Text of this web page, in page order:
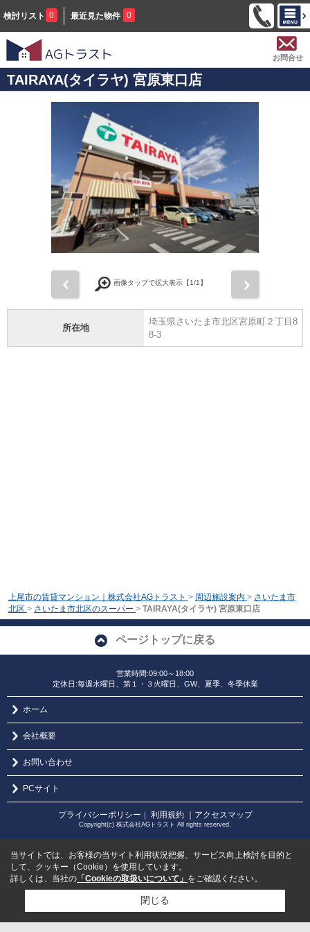
検討リスト 0 最近見た物件 0
お問合せ
TAIRAYA(タイラヤ) 宮原東口店
画像タップで拡大表示【1/1】
所在地
埼玉県さいたま市北区宮原町２丁目8
8-3
上尾市の賃貸マンション｜株式会社AGトラスト > 周辺施設案内 > さいたま市
北区 > さいたま市北区のスーパー > TAIRAYA(タイラヤ) 宮原東口店
ページトップに戻る
営業時間:09:00～18:00
定休日:毎週水曜日、第１・３火曜日、GW、夏季、冬季休業
ホーム
会社概要
お問い合わせ
PCサイト
プライバシーポリシー ｜ 利用規約 ｜アクセスマップ
Copyright(c) 株式会社AGトラスト All rights reserved.
当サイトでは、お客様の当サイト利用状況把握、サービス向上検討を目的と
して、クッキー（Cookie）を使用しています。
詳しくは、当社の 「Cookieの取扱いについて」 をご確認ください。
閉じる